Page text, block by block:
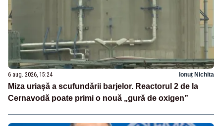
6 aug. 2026, 15:24 Ionuț Nichita
Miza uriașă a scufundării barjelor. Reactorul 2 de la
Cernavodă poate primi o nouă „gură de oxigen”